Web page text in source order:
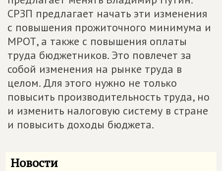
СРЗП предлагает начать эти изменения
с повышения прожиточного минимума и
МРОТ, а также с повышения оплаты
труда бюджетников. Это повлечет за
собой изменения на рынке труда в
целом. Для этого нужно не только
повысить производительность труда, но
и изменить налоговую систему в стране
и повысить доходы бюджета.
Новости